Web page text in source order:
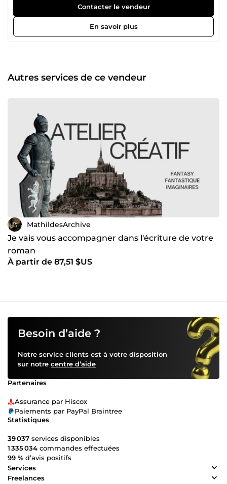
ans, créer des univers est une de mes passions, et je sais
que je ne suis pas la seule. Je me spécialise dans les
genres fantasy et fantastique, mais je ne suis pas fermée.
Contacter le vendeur
En savoir plus
Autres services de ce vendeur
MathildesArchive
Je vais vous accompagner dans l'écriture de votre
roman
À partir de 87,51 $US
Besoin d’aide ?
Notre service clients est à votre disposition
sur notre centre d’aide
Partenaires
Assurance par Hiscox
Paiements par PayPal Braintree
Statistiques
39 037 services disponibles
1 335 034 commandes effectuées
99 % d’avis positifs
Services
Freelances